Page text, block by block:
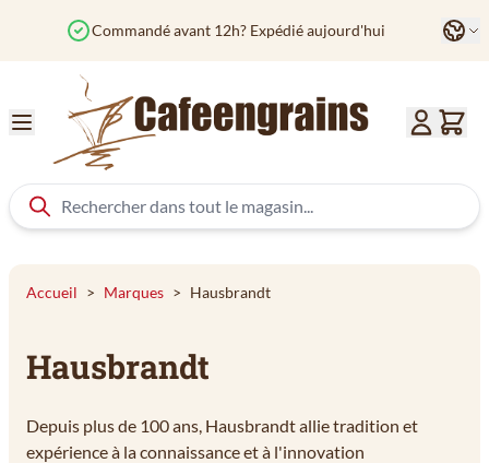
Commandé avant 12h? Expédié aujourd'hui
Accueil > Marques > Hausbrandt
Hausbrandt
Depuis plus de 100 ans, Hausbrandt allie tradition et
expérience à la connaissance et à l'innovation